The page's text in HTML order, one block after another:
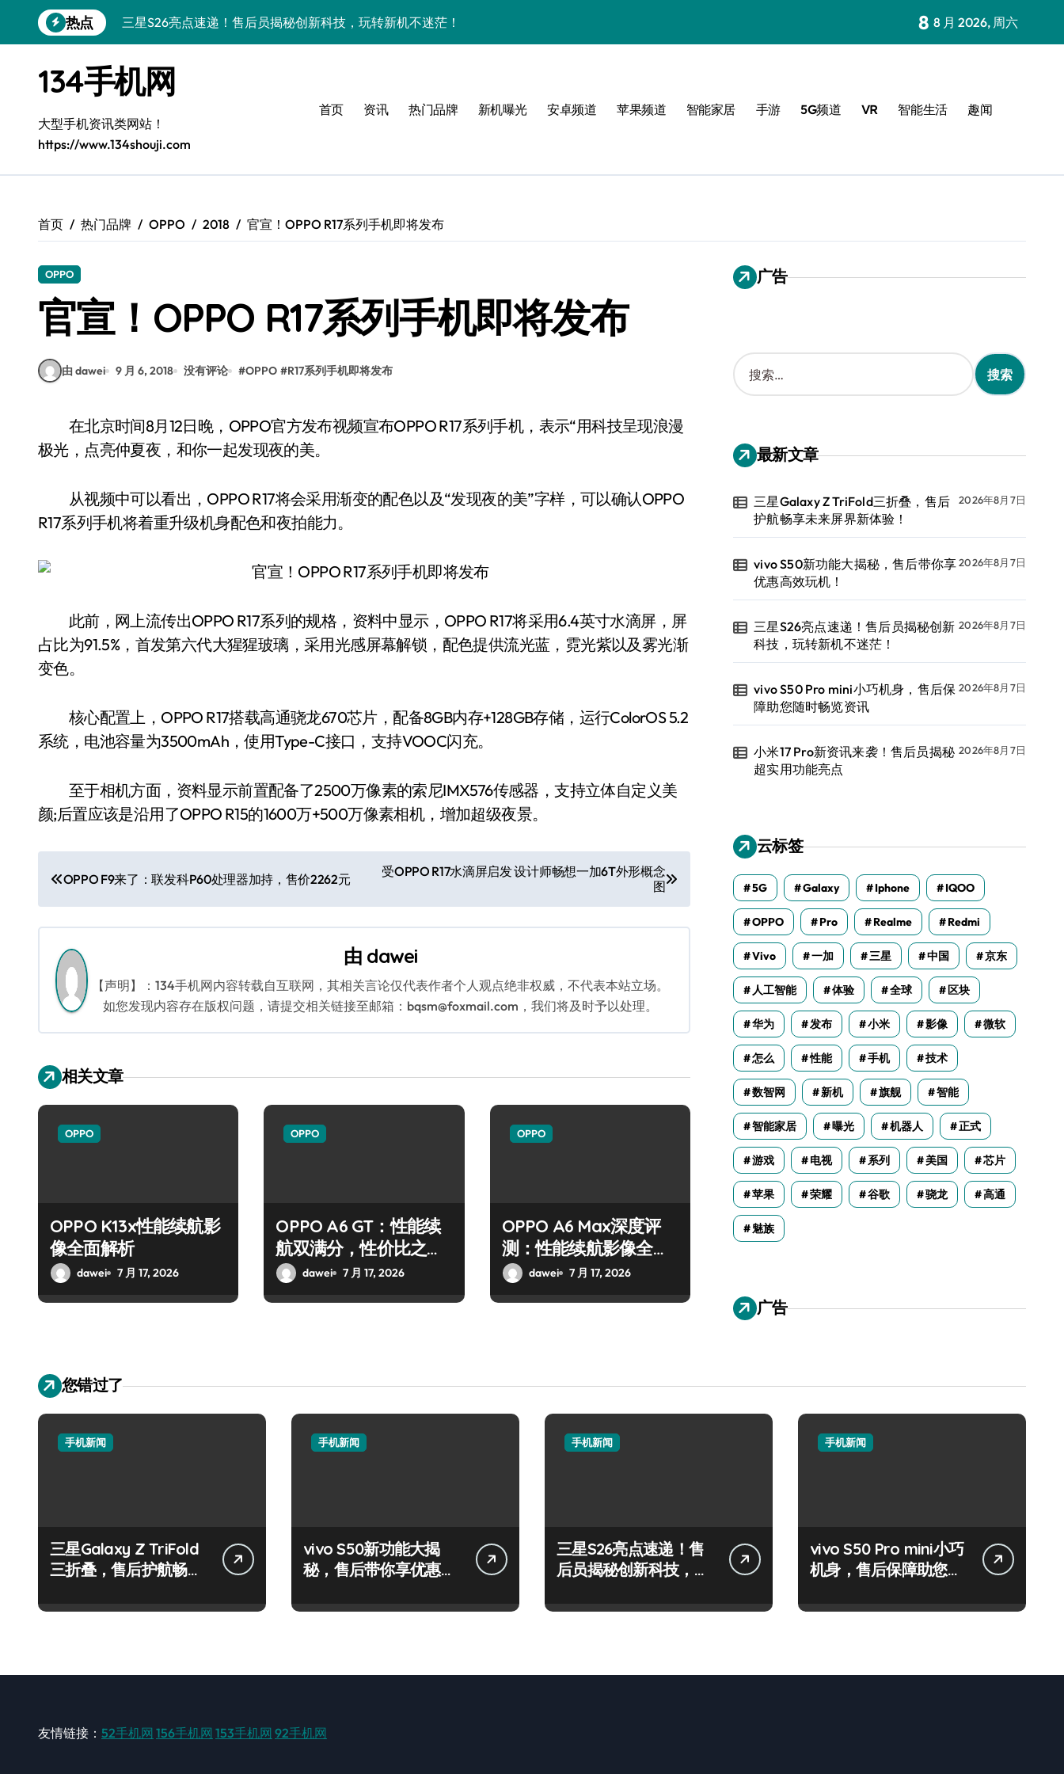
到
热点
三星S26亮点速递！售后员揭秘创新科技，玩转新机不迷茫！
小米17 Pro新资讯来袭！售后员揭秘超实用功能亮点
售后员揭秘：三星Z Fold7新亮点，手机管家功能大升级！
S25 Ultra颜值炸裂！定制主题潮翻全场
Galaxy S24+惊艳上市，秒变手机美学高手！
Galaxy A56 5G登场，时尚旗舰新体验！
8 8 月 2026, 周六
134手机网
大型手机资讯类网站！
https://www.134shouji.com
首页 资讯 热门品牌 新机曝光 安卓频道 苹果频道 智能家居 手游 5G频道 VR 智能生活 趣闻
首页 热门品牌 OPPO 2018 官宣！OPPO R17系列手机即将发布
OPPO
官宣！OPPO R17系列手机即将发布
由 dawei 9 月 6, 2018 没有评论 #OPPO #R17系列手机即将发布
在北京时间8月12日晚，OPPO官方发布视频宣布OPPO R17系列手机，表示“用科技呈现浪漫
极光，点亮仲夏夜，和你一起发现夜的美。
从视频中可以看出，OPPO R17将会采用渐变的配色以及“发现夜的美”字样，可以确认OPPO
R17系列手机将着重升级机身配色和夜拍能力。
此前，网上流传出OPPO R17系列的规格，资料中显示，OPPO R17将采用6.4英寸水滴屏，屏
占比为91.5%，首发第六代大猩猩玻璃，采用光感屏幕解锁，配色提供流光蓝，霓光紫以及雾光渐
变色。
核心配置上，OPPO R17搭载高通骁龙670芯片，配备8GB内存+128GB存储，运行ColorOS 5.2
系统，电池容量为3500mAh，使用Type-C接口，支持VOOC闪充。
至于相机方面，资料显示前置配备了2500万像素的索尼IMX576传感器，支持立体自定义美
颜;后置应该是沿用了OPPO R15的1600万+500万像素相机，增加超级夜景。
文
章
导
航
OPPO F9来了：联发科P60处理器加持，售价2262元
受OPPO R17水滴屏启发 设计师畅想一加6T外形概念
图
由 dawei
【声明】：134手机网内容转载自互联网，其相关言论仅代表作者个人观点绝非权威，不代表本站立场。
如您发现内容存在版权问题，请提交相关链接至邮箱：bqsm@foxmail.com，我们将及时予以处理。
相关文章
OPPO
OPPO K13x性能续航影
像全面解析
dawei 7 月 17, 2026
OPPO
OPPO A6 GT：性能续
航双满分，性价比之
王！dawei 7 月 17, 2026
OPPO
OPPO A6 Max深度评
测：性能续航影像全解
析
dawei 7 月 17, 2026
广告
搜
索
：
最新文章
三星Galaxy Z TriFold三折叠，售后
护航畅享未来屏界新体验！
2026年8月7日
vivo S50新功能大揭秘，售后带你享
优惠高效玩机！
2026年8月7日
三星S26亮点速递！售后员揭秘创新
科技，玩转新机不迷茫！
2026年8月7日
vivo S50 Pro mini小巧机身，售后保
障助您随时畅览资讯
2026年8月7日
小米17 Pro新资讯来袭！售后员揭秘
超实用功能亮点
2026年8月7日
云标签
5G Galaxy Iphone IQOO
OPPO Pro Realme Redmi
Vivo 一加 三星 中国 京东
人工智能 体验 全球 区块
华为 发布 小米 影像 微软
怎么 性能 手机 技术
数智网 新机 旗舰 智能
智能家居 曝光 机器人 正式
游戏 电视 系列 美国 芯片
苹果 荣耀 谷歌 骁龙 高通
魅族
广告
您错过了
手机新闻
三星Galaxy Z TriFold
三折叠，售后护航畅享
手机新闻
vivo S50新功能大揭
秘，售后带你享优惠高
手机新闻
三星S26亮点速递！售
后员揭秘创新科技，玩
手机新闻
vivo S50 Pro mini小巧
机身，售后保障助您随
友情链接： 52手机网 156手机网 153手机网 92手机网